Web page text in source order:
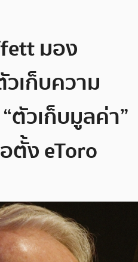
มอง
เก็บความ
ตัวเก็บมูลค่า”
ตั้ง eToro